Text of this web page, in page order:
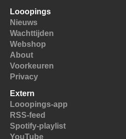
Looopings
Nieuws
Wachttijden
Webshop
About
Voorkeuren
Privacy
Extern
Looopings-app
RSS-feed
Spotify-playlist
YouTube